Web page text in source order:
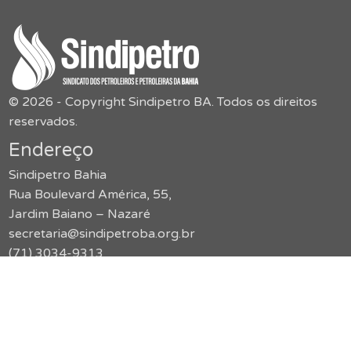
© 2026 - Copyright Sindipetro BA. Todos os direitos
reservados.
Endereço
Sindipetro Bahia
Rua Boulevard América, 55,
Jardim Baiano – Nazaré
secretaria@sindipetroba.org.br
(71) 3034-9313